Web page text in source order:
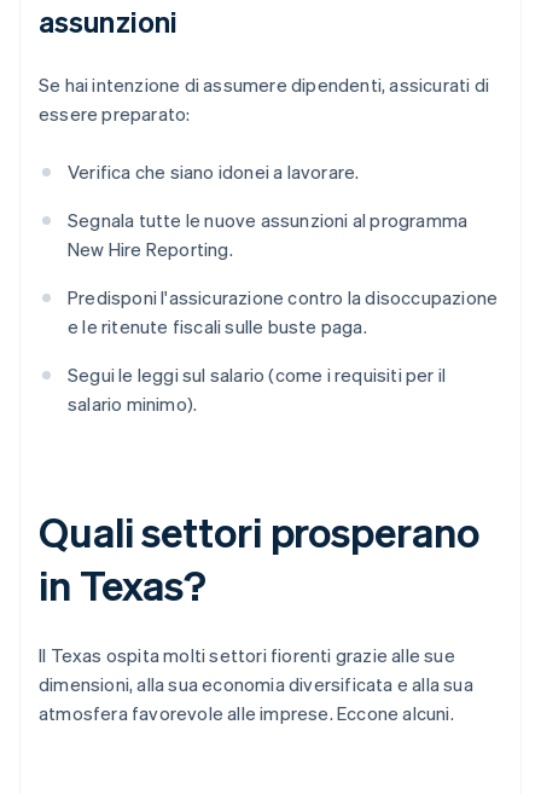
assunzioni
Se hai intenzione di assumere dipendenti, assicurati di
essere preparato:
Verifica che siano idonei a lavorare.
Segnala tutte le nuove assunzioni al programma
New Hire Reporting.
Predisponi l'assicurazione contro la disoccupazione
e le ritenute fiscali sulle buste paga.
Segui le leggi sul salario (come i requisiti per il
salario minimo).
Quali settori prosperano
in Texas?
Il Texas ospita molti settori fiorenti grazie alle sue
dimensioni, alla sua economia diversificata e alla sua
atmosfera favorevole alle imprese. Eccone alcuni.